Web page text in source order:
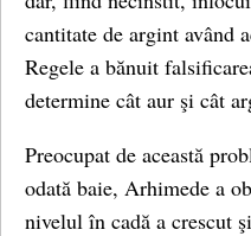
cantitate de argint având
Regele a bănuit
determine cât aur şi cât
Preocupat de această
odată baie, Arhimede a
nivelul în cadă a crescut